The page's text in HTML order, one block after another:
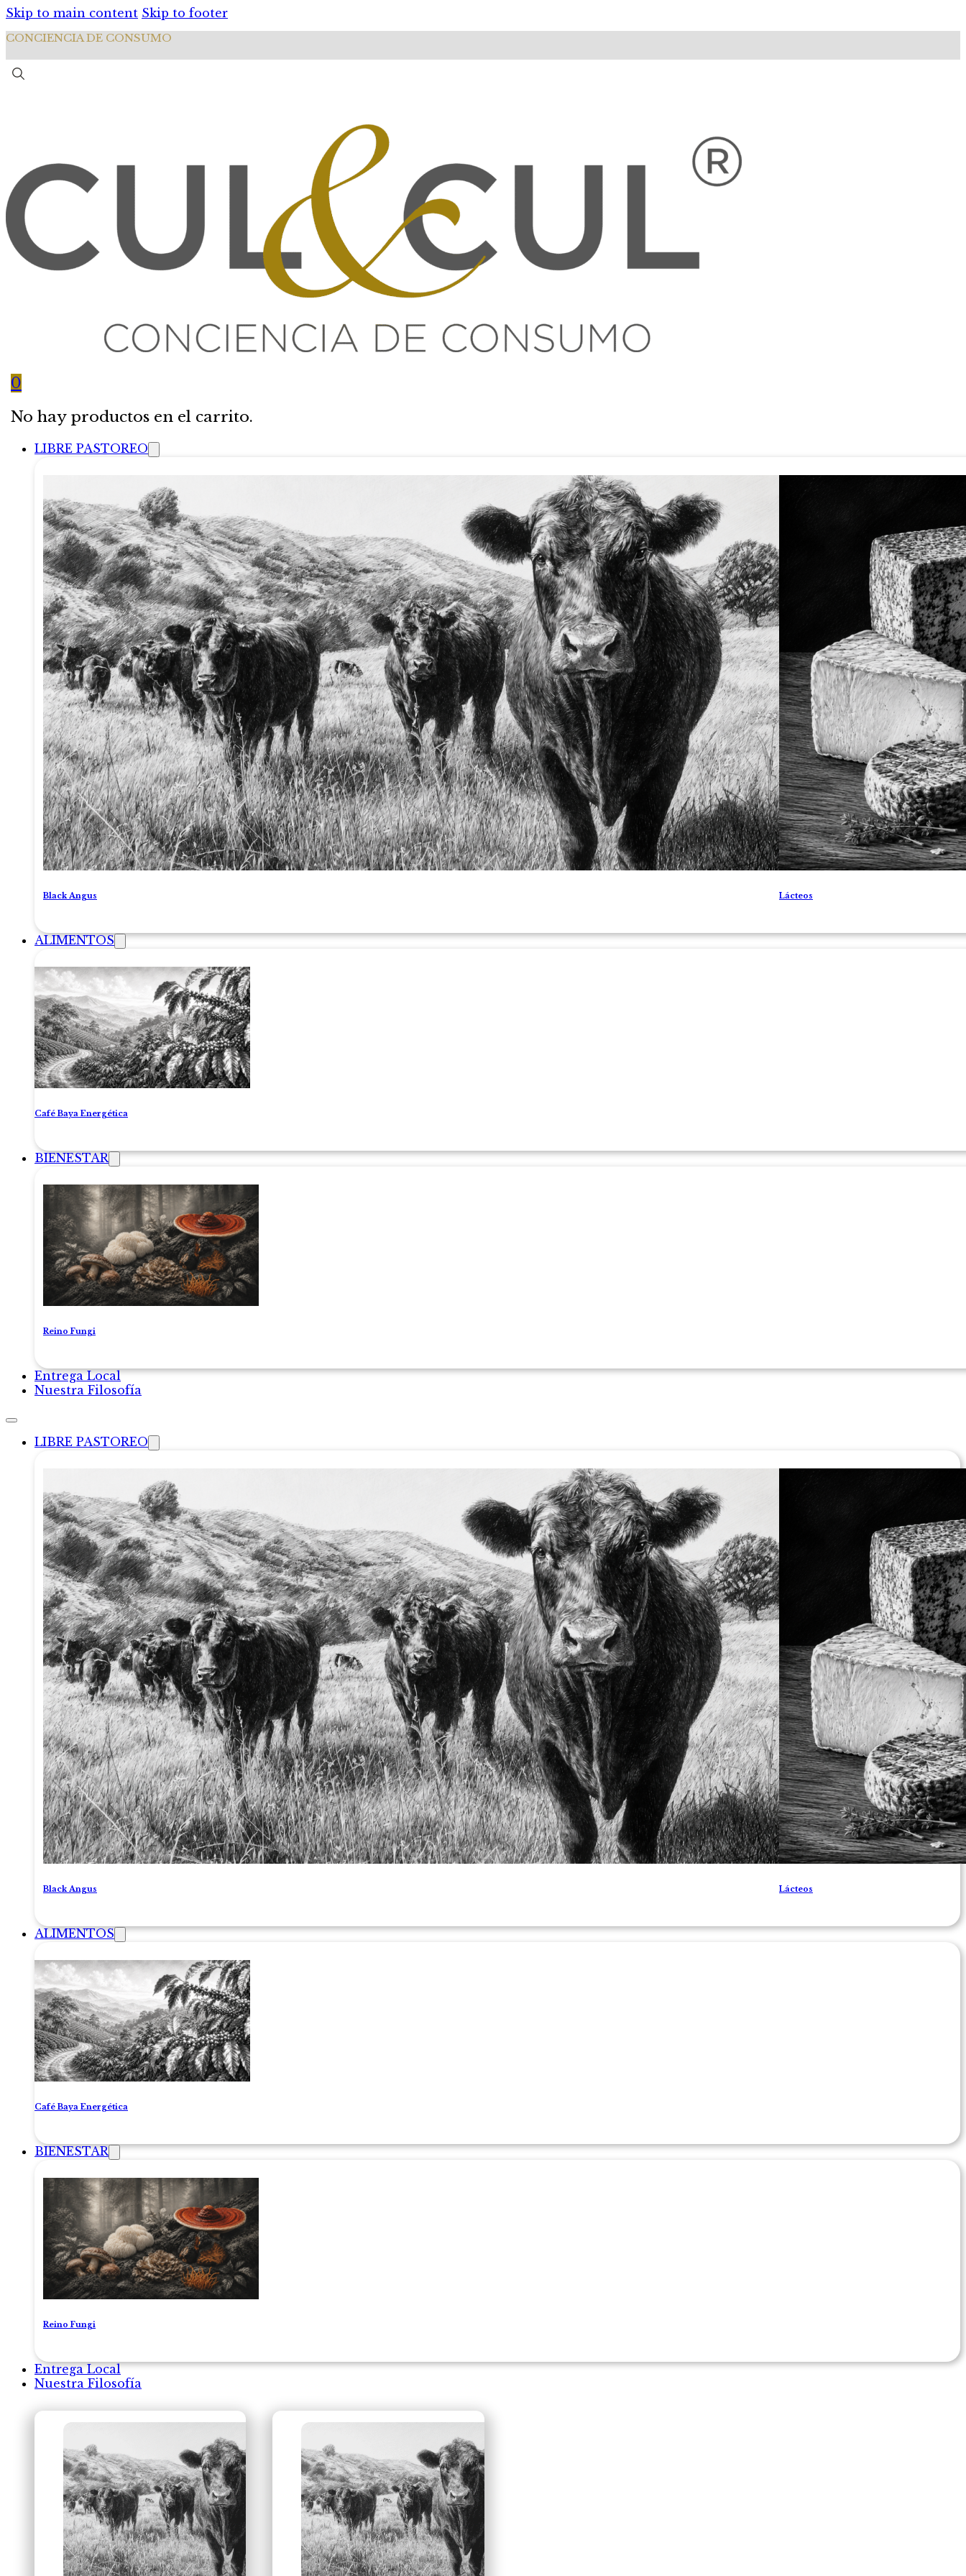
Skip to main content Skip to footer
CONCIENCIA DE CONSUMO
0
No hay productos en el carrito.
LIBRE PASTOREO
Black Angus Lácteos
ALIMENTOS
Café Baya Energética
BIENESTAR
Reino Fungi
Entrega Local
Nuestra Filosofía
LIBRE PASTOREO
Black Angus Lácteos
ALIMENTOS
Café Baya Energética
BIENESTAR
Reino Fungi
Entrega Local
Nuestra Filosofía